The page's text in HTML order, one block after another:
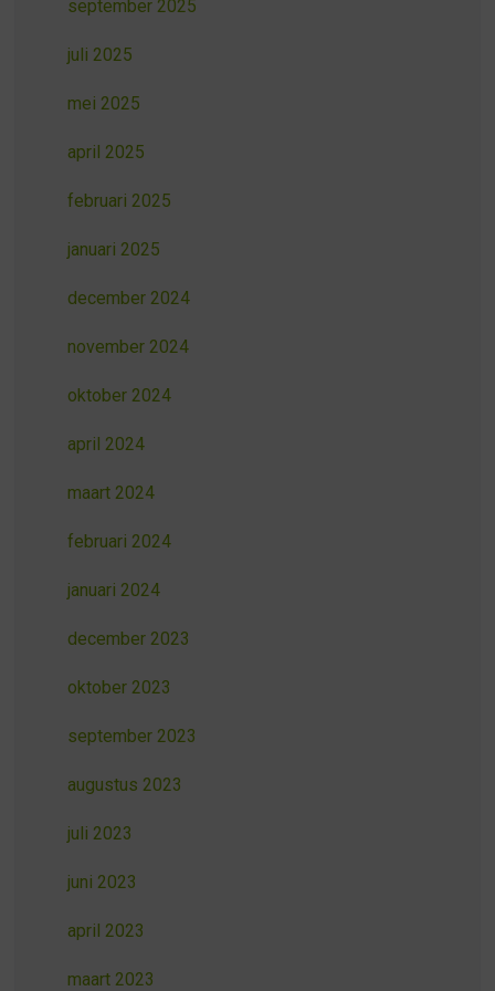
september 2025
juli 2025
mei 2025
april 2025
februari 2025
januari 2025
december 2024
november 2024
oktober 2024
april 2024
maart 2024
februari 2024
januari 2024
december 2023
oktober 2023
september 2023
augustus 2023
juli 2023
juni 2023
april 2023
maart 2023